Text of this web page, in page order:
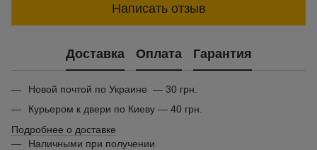
Написать отзыв
Доставка Оплата Гарантия
Новой почтой по Украине — 30 грн.
Курьером к двери по Киеву — 40 грн.
Подробнее о доставке
Наличными при получении